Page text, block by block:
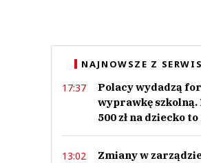
NAJNOWSZE Z
17:37
Polacy wydadzą
wyprawkę szkolną.
500 zł na dziecko
13:02
Zmiany w